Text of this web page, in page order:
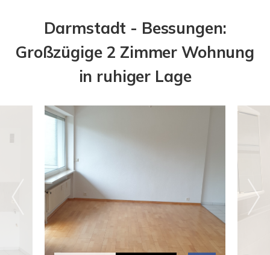
Darmstadt - Bessungen:
Großzügige 2 Zimmer Wohnung
in ruhiger Lage